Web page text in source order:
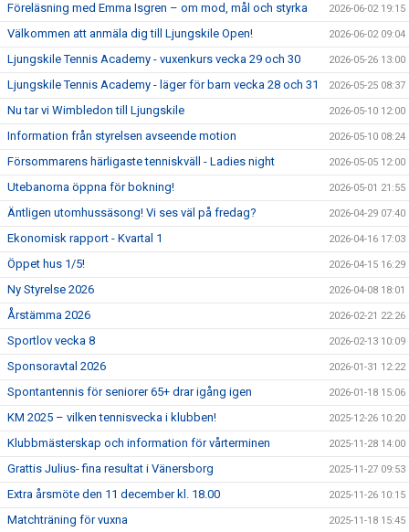
Föreläsning med Emma Isgren – om mod, mål och styrka 2026-06-02 19:15
Välkommen att anmäla dig till Ljungskile Open! 2026-06-02 09:04
Ljungskile Tennis Academy - vuxenkurs vecka 29 och 30 2026-05-26 13:00
Ljungskile Tennis Academy - läger för barn vecka 28 och 31 2026-05-25 08:37
Nu tar vi Wimbledon till Ljungskile 2026-05-10 12:00
Information från styrelsen avseende motion 2026-05-10 08:24
Försommarens härligaste tenniskväll - Ladies night 2026-05-05 12:00
Utebanorna öppna för bokning! 2026-05-01 21:55
Äntligen utomhussäsong! Vi ses väl på fredag? 2026-04-29 07:40
Ekonomisk rapport - Kvartal 1 2026-04-16 17:03
Öppet hus 1/5! 2026-04-15 16:29
Ny Styrelse 2026 2026-04-08 18:01
Årstämma 2026 2026-02-21 22:26
Sportlov vecka 8 2026-02-13 10:09
Sponsoravtal 2026 2026-01-31 12:22
Spontantennis för seniorer 65+ drar igång igen 2026-01-18 15:06
KM 2025 – vilken tennisvecka i klubben! 2025-12-26 10:20
Klubbmästerskap och information för vårterminen 2025-11-28 14:00
Grattis Julius- fina resultat i Vänersborg 2025-11-27 09:53
Extra årsmöte den 11 december kl. 18.00 2025-11-26 10:15
Matchträning för vuxna 2025-11-18 15:45